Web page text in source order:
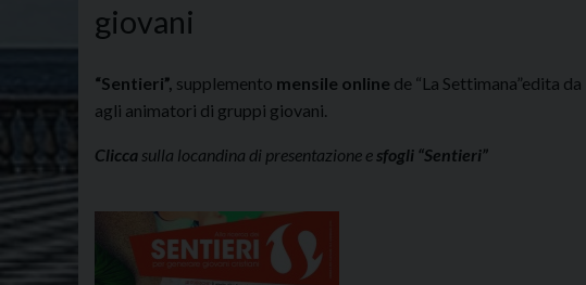
giovani
“Sentieri”, supplemento mensile online de “La Settimana”edita
agli animatori di gruppi giovani.
Clicca sulla locandina di presentazione esfogli “Sentieri”